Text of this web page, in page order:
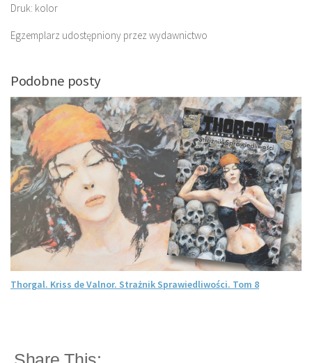
Druk: kolor
Egzemplarz udostępniony przez wydawnictwo
Podobne posty
Thorgal. Kriss de Valnor. Strażnik Sprawiedliwości. Tom 8